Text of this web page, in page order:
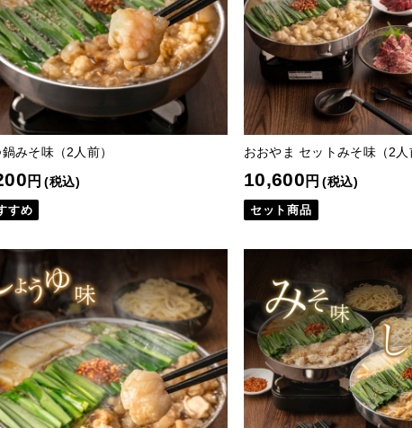
みそ味（2人前）
円 (税込)
すめ
おおやま セットみそ味（2人
10,600 円 (税込)
セット商品